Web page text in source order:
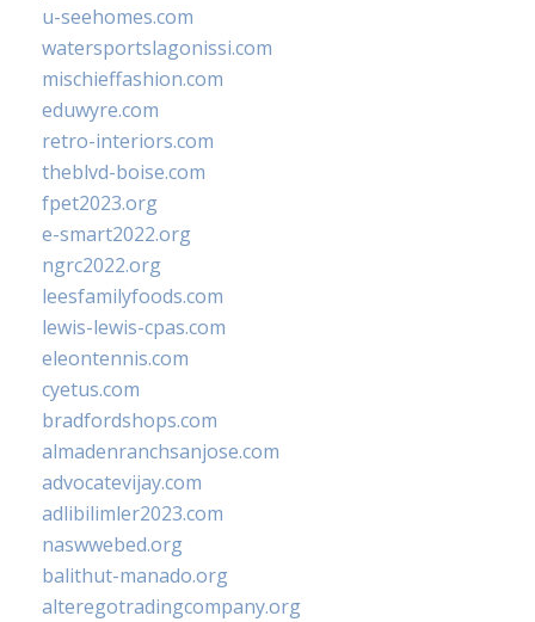
u-seehomes.com
watersportslagonissi.com
mischieffashion.com
eduwyre.com
retro-interiors.com
theblvd-boise.com
fpet2023.org
e-smart2022.org
ngrc2022.org
leesfamilyfoods.com
lewis-lewis-cpas.com
eleontennis.com
cyetus.com
bradfordshops.com
almadenranchsanjose.com
advocatevijay.com
adlibilimler2023.com
naswwebed.org
balithut-manado.org
alteregotradingcompany.org